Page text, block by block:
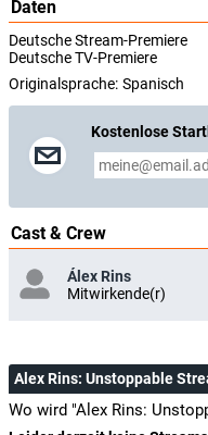
Daten
Deutsche Stream-Premiere
Deutsche TV-Premiere
Originalsprache: Spanisch
Kostenlose
Cast & Crew
Álex Rins
Mitwirkende(r)
Alex Rins: Unstoppable
Wo wird "Alex Rins: